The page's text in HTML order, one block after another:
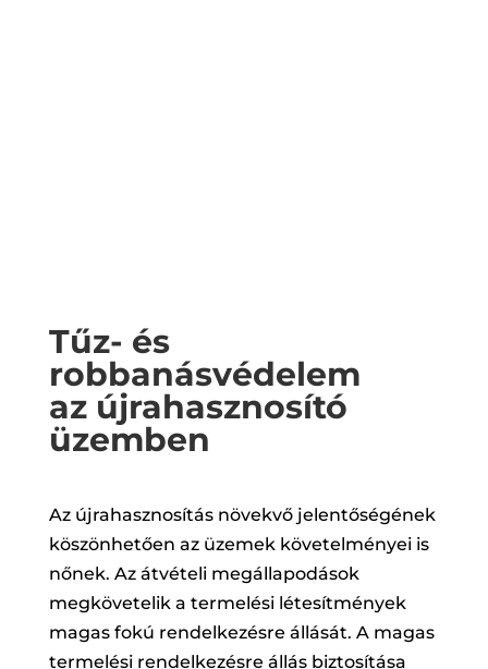
Tűz- és
robbanásvédelem
az újrahasznosító
üzemben
Az újrahasznosítás növekvő jelentőségének
köszönhetően az üzemek követelményei is
nőnek. Az átvételi megállapodások
megkövetelik a termelési létesítmények
magas fokú rendelkezésre állását. A magas
termelési rendelkezésre állás biztosítása